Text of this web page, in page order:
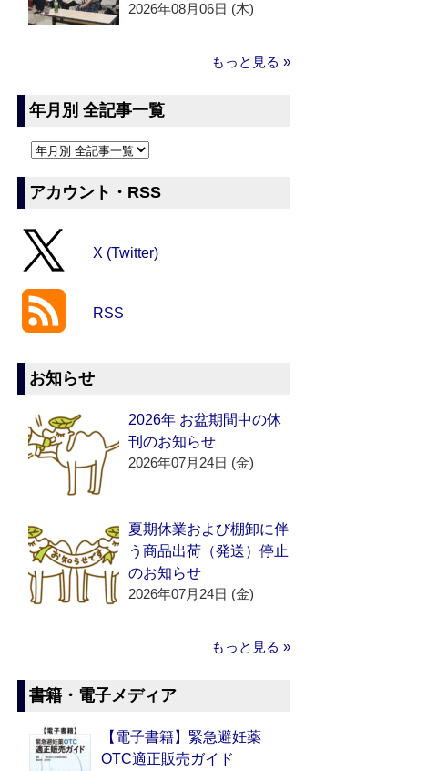
2026年08月06日 (木)
もっと見る »
年月別 全記事一覧
アカウント・RSS
X (Twitter)
RSS
お知らせ
2026年 お盆期間中の休
刊のお知らせ
2026年07月24日 (金)
夏期休業および棚卸に伴
う商品出荷（発送）停止
のお知らせ
2026年07月24日 (金)
もっと見る »
書籍・電子メディア
【電子書籍】緊急避妊薬
OTC適正販売ガイド